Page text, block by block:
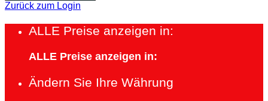
Zurück zum Login
ALLE Preise anzeigen in:
ALLE Preise anzeigen in:
Ändern Sie Ihre Währung